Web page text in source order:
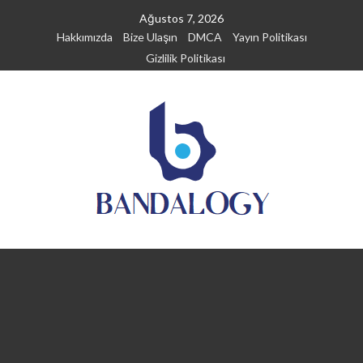
Ağustos 7, 2026
Hakkımızda
Bize Ulaşın DMCA
Yayın Politikası
Gizlilik Politikası